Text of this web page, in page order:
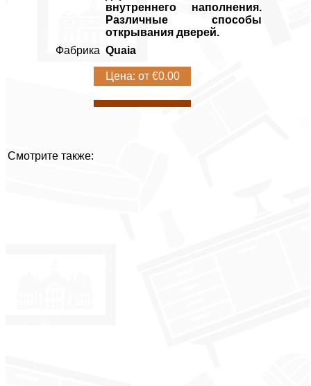
внутреннего наполнения.
Различные способы
открывания дверей.
Фабрика Quaia
Цена: от €0.00
Смотрите также: